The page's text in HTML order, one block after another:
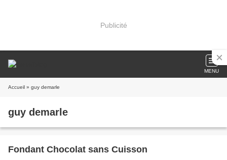
Publicité
MENU
Accueil » guy demarle
guy demarle
Fondant Chocolat sans Cuisson